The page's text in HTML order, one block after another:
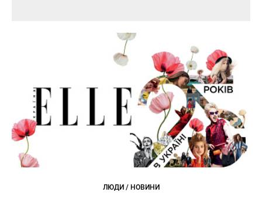
ЛЮДИ / НОВИНИ